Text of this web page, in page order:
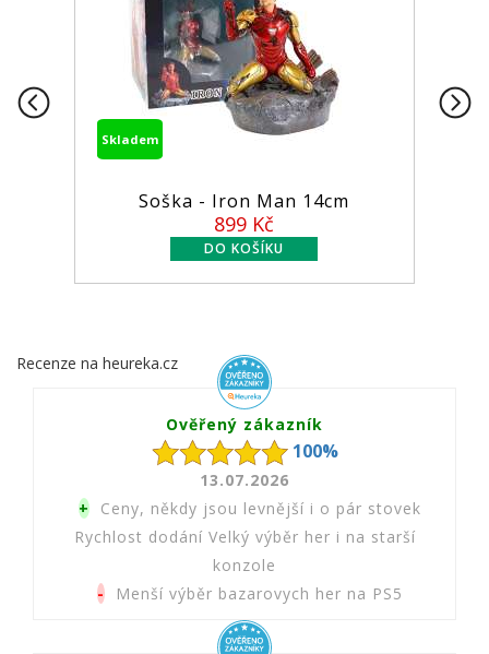
Soška - Iron Man 14cm
Recenze na heureka.cz
Ověřený zákazník
100%
13.07.2026
+ Ceny, někdy jsou levnější i o pár stovek
Rychlost dodání Velký výběr her i na starší
konzole
- Menší výběr bazarovych her na PS5